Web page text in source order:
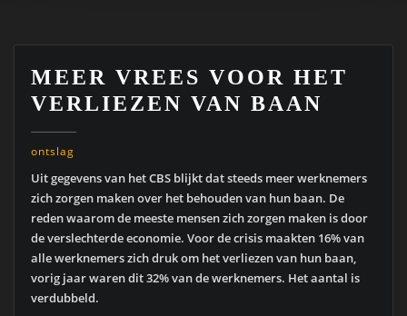
MEER VREES VOOR HET
VERLIEZEN VAN BAAN
ontslag
Uit gegevens van het CBS blijkt dat steeds meer werknemers
zich zorgen maken over het behouden van hun baan. De
reden waarom de meeste mensen zich zorgen maken is door
de verslechterde economie. Voor de crisis maakten 16% van
alle werknemers zich druk om het verliezen van hun baan,
vorig jaar waren dit 32% van de werknemers. Het aantal is
verdubbeld.